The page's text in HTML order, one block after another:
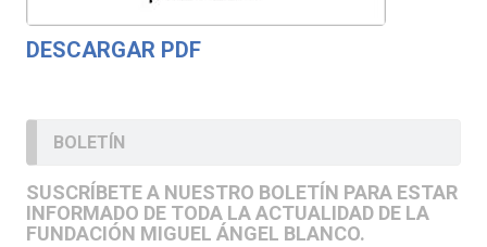
DESCARGAR PDF
BOLETÍN
SUSCRÍBETE A NUESTRO BOLETÍN PARA ESTAR
INFORMADO DE TODA LA ACTUALIDAD DE LA
FUNDACIÓN MIGUEL ÁNGEL BLANCO.